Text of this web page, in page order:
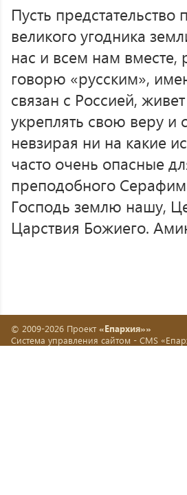
Пусть
великого угодника
нас и всем нам
говорю «русским»,
связан с Россией,
укреплять свою веру и
невзирая ни на какие
часто очень опасные
преподобного
Господь землю нашу,
Царствия Божиего.
© 2009-2026 Проект «Епархия»»
Система управления сайтом - CMS